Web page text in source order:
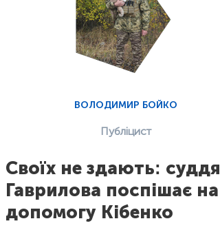
ВОЛОДИМИР БОЙКО
Публіцист
Своїх не здають: суддя
Гаврилова поспішає на
допомогу Кібенко